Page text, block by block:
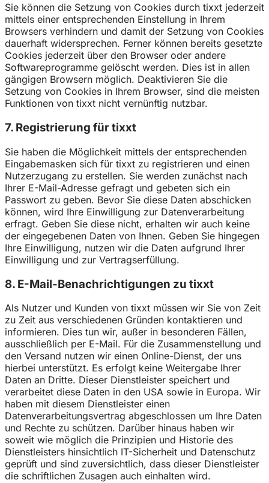
Sie können die Setzung von Cookies durch tixxt jederzeit
mittels einer entsprechenden Einstellung in Ihrem
Browsers verhindern und damit der Setzung von Cookies
dauerhaft widersprechen. Ferner können bereits gesetzte
Cookies jederzeit über den Browser oder andere
Softwareprogramme gelöscht werden. Dies ist in allen
gängigen Browsern möglich. Deaktivieren Sie die
Setzung von Cookies in Ihrem Browser, sind die meisten
Funktionen von tixxt nicht vernünftig nutzbar.
7. Registrierung für tixxt
Sie haben die Möglichkeit mittels der entsprechenden
Eingabemasken sich für tixxt zu registrieren und einen
Nutzerzugang zu erstellen. Sie werden zunächst nach
Ihrer E-Mail-Adresse gefragt und gebeten sich ein
Passwort zu geben. Bevor Sie diese Daten abschicken
können, wird Ihre Einwilligung zur Datenverarbeitung
erfragt. Geben Sie diese nicht, erhalten wir auch keine
der eingegebenen Daten von Ihnen. Geben Sie hingegen
Ihre Einwilligung, nutzen wir die Daten aufgrund Ihrer
Einwilligung und zur Vertragserfüllung.
8. E-Mail-Benachrichtigungen zu tixxt
Als Nutzer und Kunden von tixxt müssen wir Sie von Zeit
zu Zeit aus verschiedenen Gründen kontaktieren und
informieren. Dies tun wir, außer in besonderen Fällen,
ausschließlich per E-Mail. Für die Zusammenstellung und
den Versand nutzen wir einen Online-Dienst, der uns
hierbei unterstützt. Es erfolgt keine Weitergabe Ihrer
Daten an Dritte. Dieser Dienstleister speichert und
verarbeitet diese Daten in den USA sowie in Europa. Wir
haben mit diesem Dienstleister einen
Datenverarbeitungsvertrag abgeschlossen um Ihre Daten
und Rechte zu schützen. Darüber hinaus haben wir
soweit wie möglich die Prinzipien und Historie des
Dienstleisters hinsichtlich IT-Sicherheit und Datenschutz
geprüft und sind zuversichtlich, dass dieser Dienstleister
die schriftlichen Zusagen auch einhalten wird.